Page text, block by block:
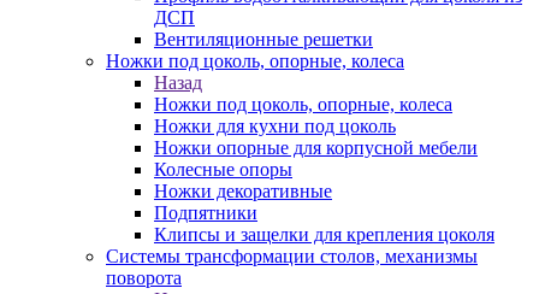
ДСП
Вентиляционные решетки
Ножки под цоколь, опорные, колеса
Назад
Ножки под цоколь, опорные, колеса
Ножки для кухни под цоколь
Ножки опорные для корпусной мебели
Колесные опоры
Ножки декоративные
Подпятники
Клипсы и защелки для крепления цоколя
Системы трансформации столов, механизмы
поворота